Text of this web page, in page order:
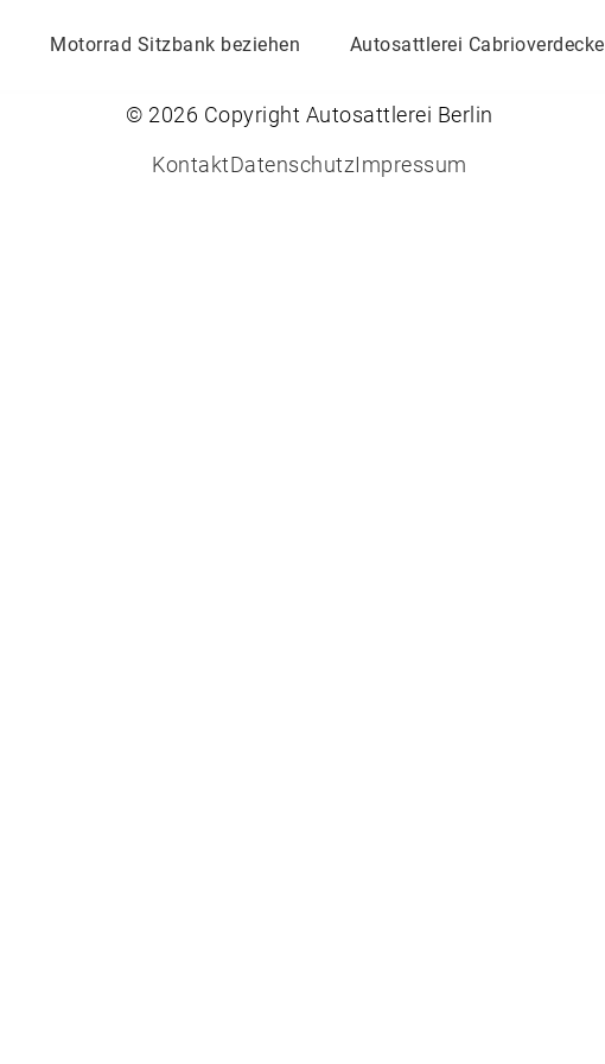
Motorrad Sitzbank beziehen Autosattlerei Cabrioverdecke
© 2026 Copyright Autosattlerei Berlin
Kontakt Datenschutz Impressum